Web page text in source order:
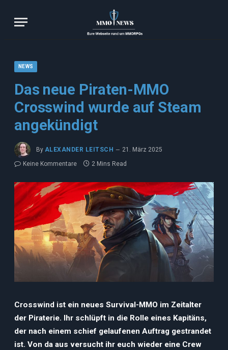
NEWS
Das neue Piraten-MMO
Crosswind wurde auf Steam
angekündigt
By ALEXANDER LEITSCH
21. März 2025
Keine Kommentare
2 Mins Read
Crosswind ist ein neues Survival-MMO im Zeitalter
der Piraterie. Ihr schlüpft in die Rolle eines Kapitäns,
der nach einem schief gelaufenen Auftrag gestrandet
ist. Von da aus versucht ihr euch wieder eine Crew